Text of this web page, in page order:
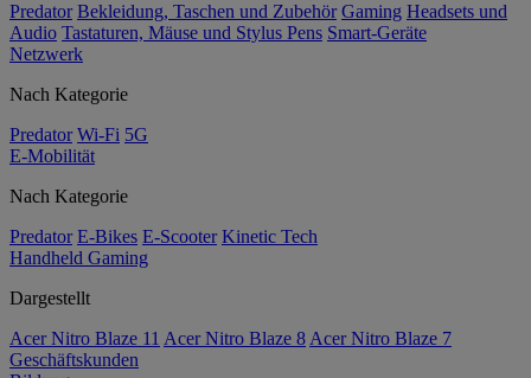
Predator Bekleidung, Taschen und Zubehör Gaming Headsets und
Audio Tastaturen, Mäuse und Stylus Pens Smart-Geräte
Netzwerk
Nach Kategorie
Predator Wi-Fi 5G
E-Mobilität
Nach Kategorie
Predator E-Bikes E-Scooter Kinetic Tech
Handheld Gaming
Dargestellt
Acer Nitro Blaze 11 Acer Nitro Blaze 8 Acer Nitro Blaze 7
Geschäftskunden